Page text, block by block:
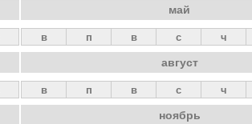
май
в п в с ч
август
в п в с ч
ноябрь